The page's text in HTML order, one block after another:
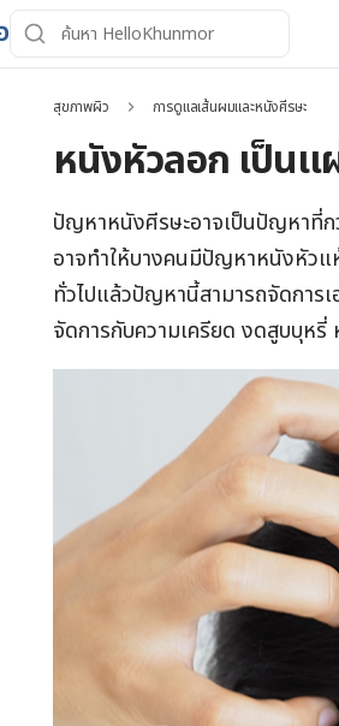
สุขภาพผิว การดูแลเส้นผมและหนังศีรษะ
หนังหัวลอก เป็นแ
ปัญหาหนังศีรษะอาจเป็นปัญหาที่ก
อาจทำให้บางคนมีปัญหาหนังหัวแ
ทั่วไปแล้วปัญหานี้สามารถจัดการ
จัดการกับความเครียด งดสูบบุห